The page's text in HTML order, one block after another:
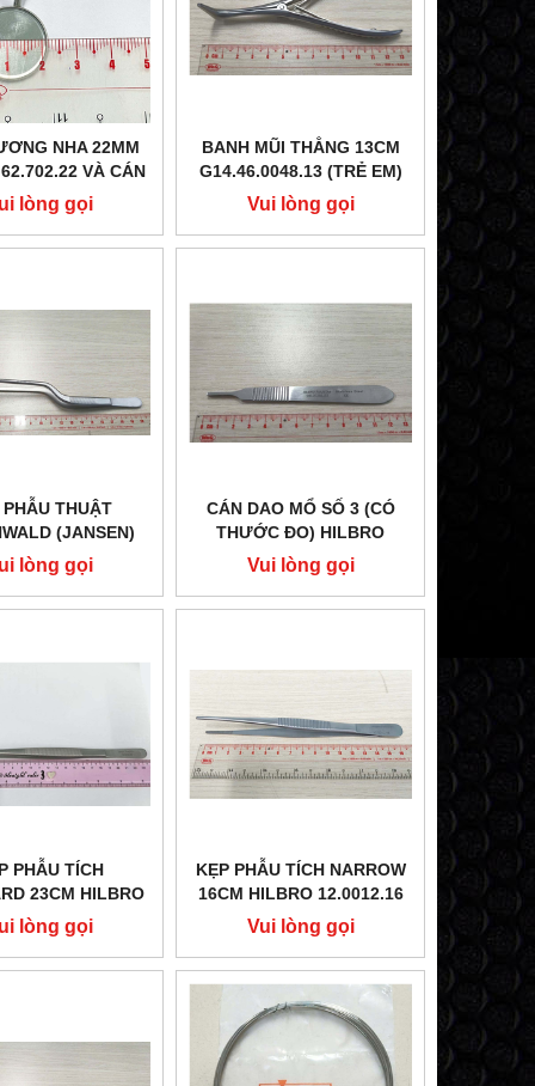
NHA 22MM
VÀ CÁN
NHA 12CM
62.726.01
lòng gọi
BANH MŨI THẲNG 13CM
G14.46.0048.13 (TRẺ EM)
Vui lòng gọi
PHẪU THUẬT
(JANSEN)
46.0186.20
lòng gọi
CÁN DAO MỔ SỐ 3 (CÓ
THƯỚC ĐO) HILBRO
08.0108.03
Vui lòng gọi
PHẪU TÍCH
23CM HILBRO
lòng gọi
KẸP PHẪU TÍCH NARROW
16CM HILBRO 12.0012.16
Vui lòng gọi